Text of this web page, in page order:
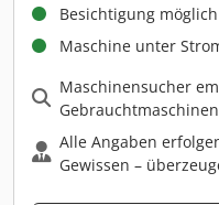
Besichtigung möglich
Maschine unter
Maschinensucher
Alle Angaben
Gewissen –